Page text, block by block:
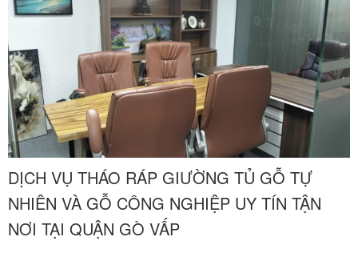
DỊCH VỤ THÁO RÁP GIƯỜNG TỦ GỖ TỰ
NHIÊN VÀ GỖ CÔNG NGHIỆP UY TÍN TẬN
NƠI TẠI QUẬN GÒ VẤP